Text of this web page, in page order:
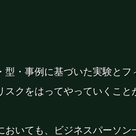
型・事例に基づいた実験とフ
スクをはってやっていくこと
おいても、ビジネスパーソン